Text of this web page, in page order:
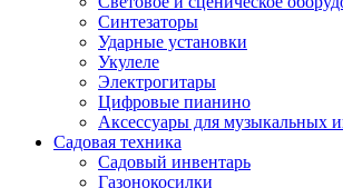
Синтезаторы
Ударные установки
Укулеле
Электрогитары
Цифровые пианино
Аксессуары для музыкальных
Садовая техника
Садовый инвентарь
Газонокосилки